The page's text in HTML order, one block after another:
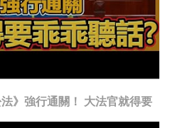
》強行通關！ 大法官就得要